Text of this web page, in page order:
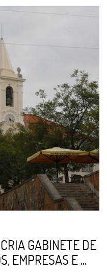
GABINETE DE
EMPRESAS E ...